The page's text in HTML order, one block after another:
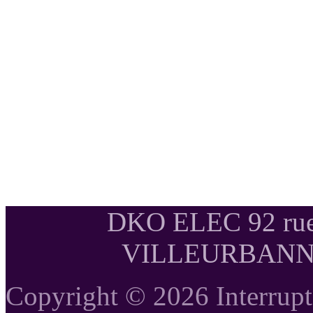
DKO ELEC 92
Copyright © 2026